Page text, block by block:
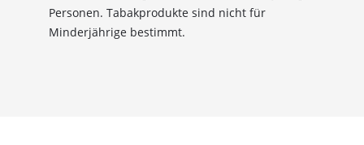
Personen. Tabakprodukte sind nicht für
Minderjährige bestimmt.